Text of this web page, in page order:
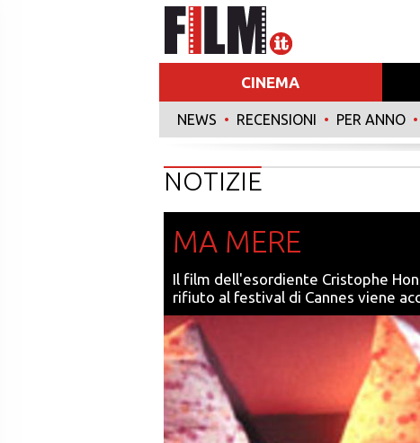
CINEMA
NEWS • RECENSIONI • PER ANNO •
NOTIZIE
MA MERE
Il film dell'esordiente Cristophe
rifiuto al festival di Cannes viene